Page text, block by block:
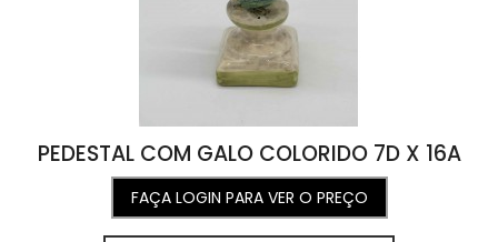
PEDESTAL COM GALO COLORIDO 7D X 16A
FAÇA LOGIN PARA VER O PREÇO